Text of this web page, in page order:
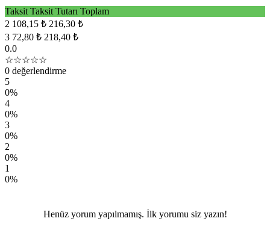
Taksit Taksit Tutarı Toplam
2 108,15 ₺ 216,30 ₺
3 72,80 ₺ 218,40 ₺
0.0
☆☆☆☆☆
0 değerlendirme
5
0%
4
0%
3
0%
2
0%
1
0%
Henüz yorum yapılmamış. İlk yorumu siz yazın!